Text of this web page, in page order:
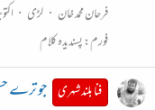
فرحان محمد خان
لڑی اکتوبر
فورم:پسندیدہ کلام
فنا بلند شہری جو ترے